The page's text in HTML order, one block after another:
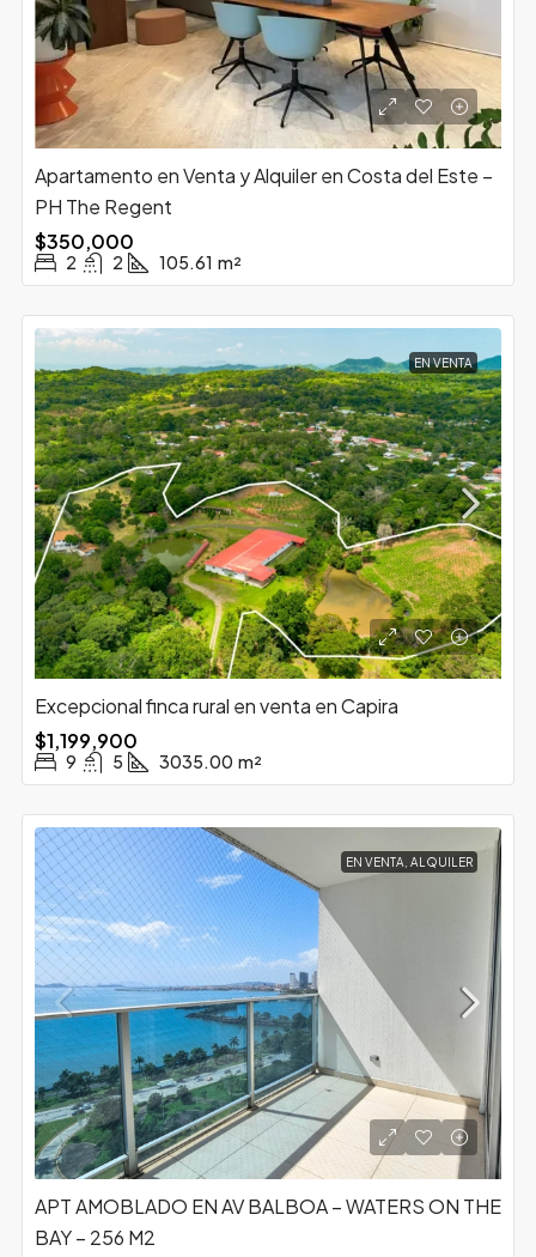
Apartamento en Venta y Alquiler en Costa del Este –
PH The Regent
$350,000
2 2 105.61 m²
EN VENTA
Excepcional finca rural en venta en Capira
$1,199,900
9 5 3035.00 m²
EN VENTA, ALQUILER
APT AMOBLADO EN AV BALBOA – WATERS ON THE
BAY – 256 M2